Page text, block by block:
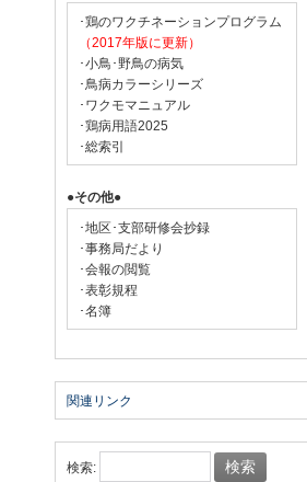
･鶏のワクチネーションプログラム
（2017年版に更新）
･小鳥･野鳥の病気
･鳥病カラーシリーズ
･ワクモマニュアル
･鶏病用語2025
･総索引
●その他●
･地区･支部研修会抄録
･事務局だより
･会報の閲覧
･表彰規程
･名簿
関連リンク
検索: